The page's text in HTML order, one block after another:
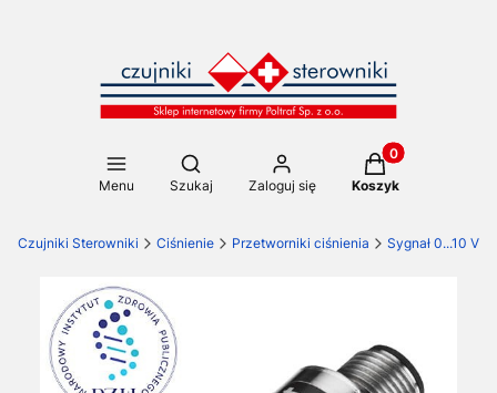
Menu
Otwórz wyszukiwarkę
Szukaj Zaloguj się
Produkty w
Koszyk
Czujniki Sterowniki Ciśnienie Przetworniki ciśnienia Sygnał 0...10 V